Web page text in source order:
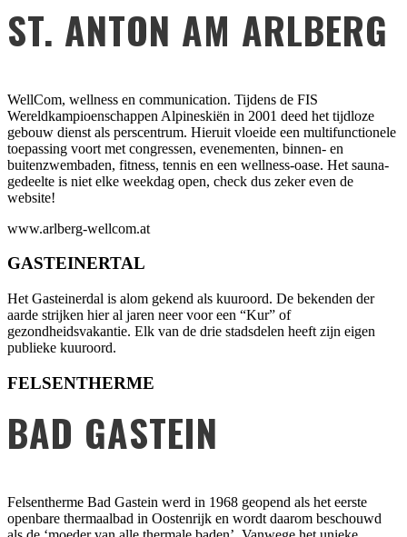
ST. ANTON AM ARLBERG
WellCom, wellness en communication. Tijdens de FIS
Wereldkampioenschappen Alpineskiën in 2001 deed het tijdloze
gebouw dienst als perscentrum. Hieruit vloeide een multifunctionele
toepassing voort met congressen, evenementen, binnen- en
buitenzwembaden, fitness, tennis en een wellness-oase. Het sauna-
gedeelte is niet elke weekdag open, check dus zeker even de
website!
www.arlberg-wellcom.at
GASTEINERTAL
Het Gasteinerdal is alom gekend als kuuroord. De bekenden der
aarde strijken hier al jaren neer voor een “Kur” of
gezondheidsvakantie. Elk van de drie stadsdelen heeft zijn eigen
publieke kuuroord.
FELSENTHERME
BAD GASTEIN
Felsentherme Bad Gastein werd in 1968 geopend als het eerste
openbare thermaalbad in Oostenrijk en wordt daarom beschouwd